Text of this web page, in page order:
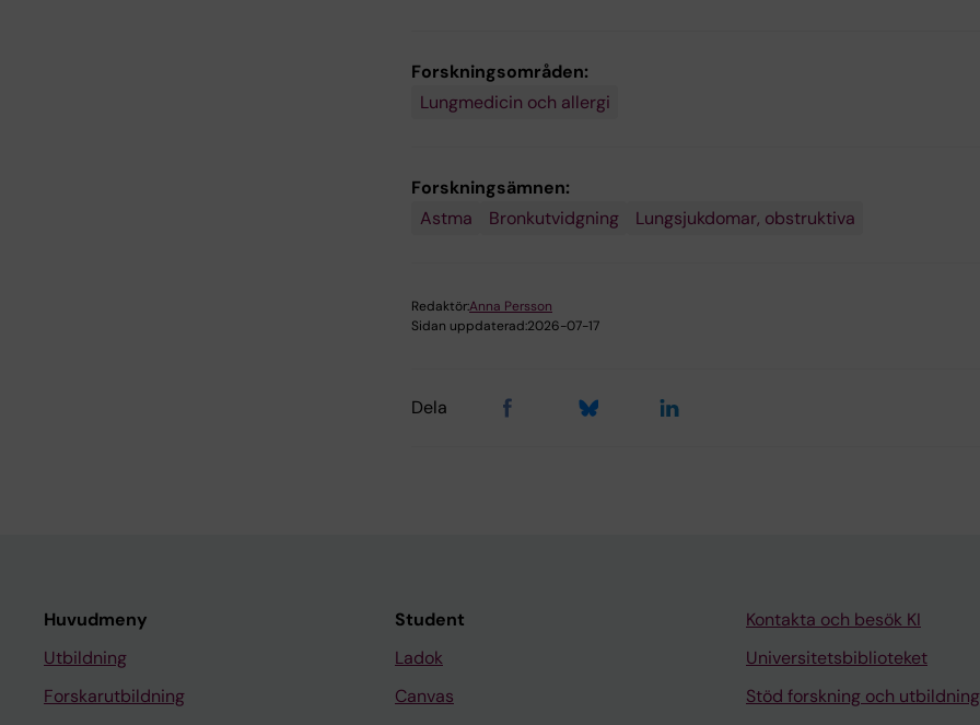
Forskningsområden:
Lungmedicin och allergi
Forskningsämnen:
Astma
Bronkutvidgning Lungsjukdomar, obstruktiva
Redaktör:Anna Persson
Sidan uppdaterad:2026-07-17
Dela
Huvudmeny
Utbildning
Forskarutbildning
Student
Ladok
Canvas
Kontakta och besök KI
Universitetsbiblioteket
Stöd forskning och utbildning